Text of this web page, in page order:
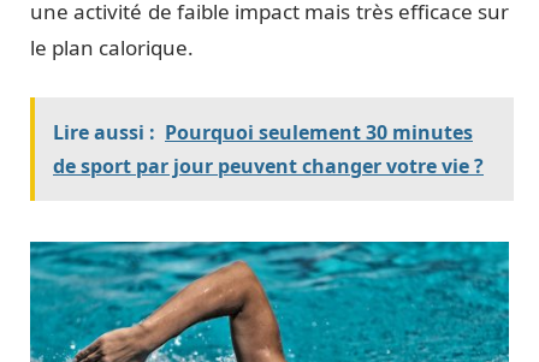
une activité de faible impact mais très efficace sur
le plan calorique.
Lire aussi : Pourquoi seulement 30 minutes
de sport par jour peuvent changer votre vie ?